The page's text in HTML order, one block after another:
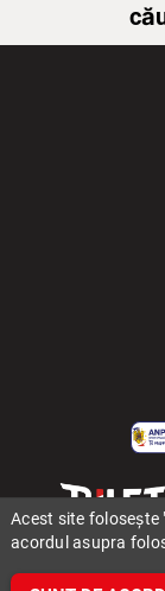
Acest site folosește
acordul asupra